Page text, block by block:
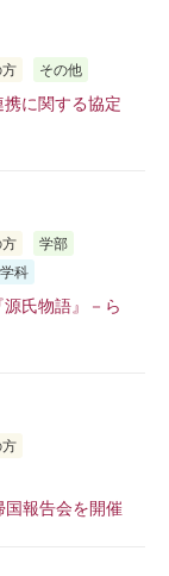
その他
に関する協定
学部
科
氏物語』－ら
報告会を開催